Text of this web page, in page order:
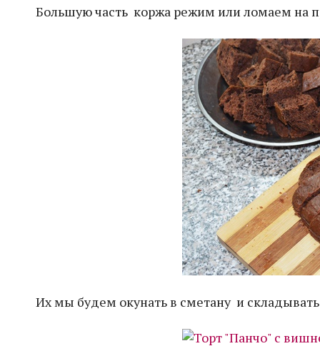
Большую часть коржа режим или ломаем на
Их мы будем окунать в сметану и складывать